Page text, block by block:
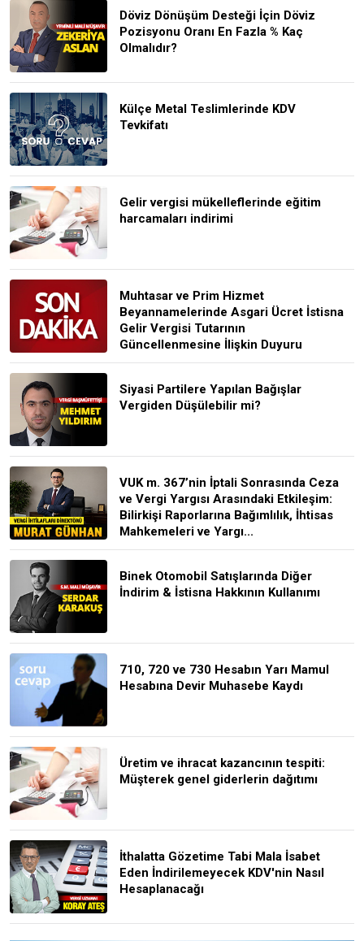
Döviz Dönüşüm Desteği İçin Döviz
Pozisyonu Oranı En Fazla % Kaç
Olmalıdır?
Külçe Metal Teslimlerinde KDV
Tevkifatı
Gelir vergisi mükelleflerinde eğitim
harcamaları indirimi
Muhtasar ve Prim Hizmet
Beyannamelerinde Asgari Ücret İstisna
Gelir Vergisi Tutarının
Güncellenmesine İlişkin Duyuru
Siyasi Partilere Yapılan Bağışlar
Vergiden Düşülebilir mi?
VUK m. 367’nin İptali Sonrasında Ceza
ve Vergi Yargısı Arasındaki Etkileşim:
Bilirkişi Raporlarına Bağımlılık, İhtisas
Mahkemeleri ve Yargı...
Binek Otomobil Satışlarında Diğer
İndirim & İstisna Hakkının Kullanımı
710, 720 ve 730 Hesabın Yarı Mamul
Hesabına Devir Muhasebe Kaydı
Üretim ve ihracat kazancının tespiti:
Müşterek genel giderlerin dağıtımı
İthalatta Gözetime Tabi Mala İsabet
Eden İndirilemeyecek KDV'nin Nasıl
Hesaplanacağı